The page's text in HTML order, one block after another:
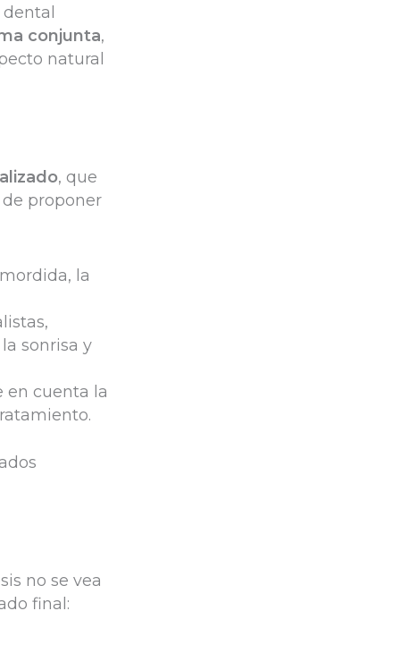
dental
conjunta,
natural
, que
proponer
la
sonrisa y
en cuenta la
no se vea
final: